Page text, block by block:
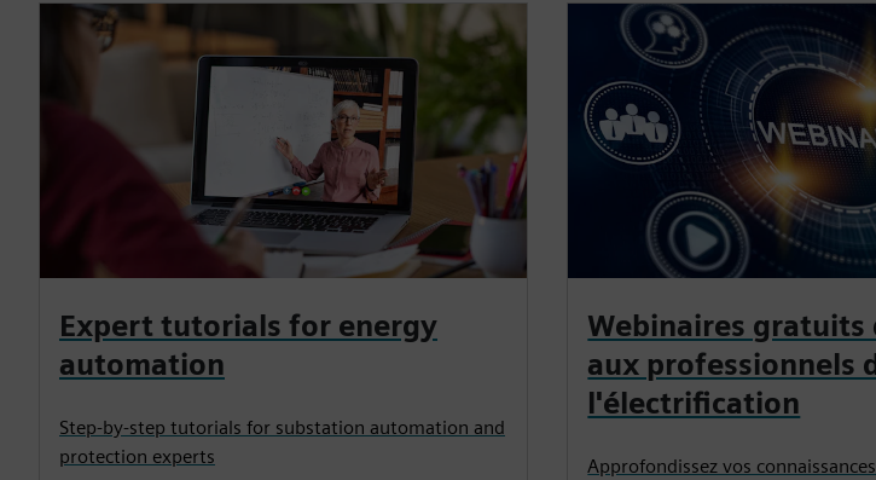
Expert tutorials for energy
automation
Step-by-step tutorials for substation automation and
protection experts
Webinaires gratuits
aux professionnels
l'électrification
Approfondissez vos